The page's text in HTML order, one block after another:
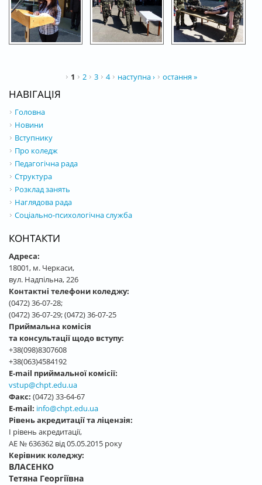
1 2 3 4 наступна › остання »
НАВІГАЦІЯ
Головна
Новини
Вступнику
Про коледж
Педагогічна рада
Структура
Розклад занять
Наглядова рада
Соціально-психологічна служба
КОНТАКТИ
Адреса:
18001, м. Черкаси,
вул. Надпільна, 226
Контактні телефони коледжу:
(0472) 36-07-28;
(0472) 36-07-29; (0472) 36-07-25
Приймальна комісія
та консультації щодо вступу:
+38(098)8307608
+38(063)4584192
E-mail приймальної комісії:
vstup@chpt.edu.ua
Факс: (0472) 33-64-67
E-mail: info@chpt.edu.ua
Рівень акредитації та ліцензія:
І рівень акредитації,
АЕ № 636362 від 05.05.2015 року
Керівник коледжу:
ВЛАСЕНКО
Тетяна Георгіївна